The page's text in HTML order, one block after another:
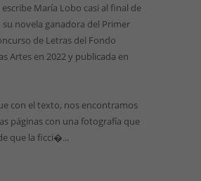
María Lobo casi al final de
su novela ganadora del Primer
de Letras del Fondo
Artes en 2022 y publicada en
con el texto, nos encontramos
páginas con una fotografía que
que la ficci�...